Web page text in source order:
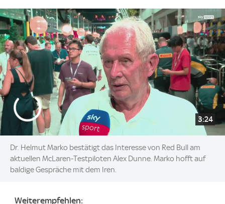
3:24
Dr. Helmut Marko bestätigt das Interesse von Red Bull am
aktuellen McLaren-Testpiloten Alex Dunne. Marko hofft auf
baldige Gespräche mit dem Iren.
Weiterempfehlen: